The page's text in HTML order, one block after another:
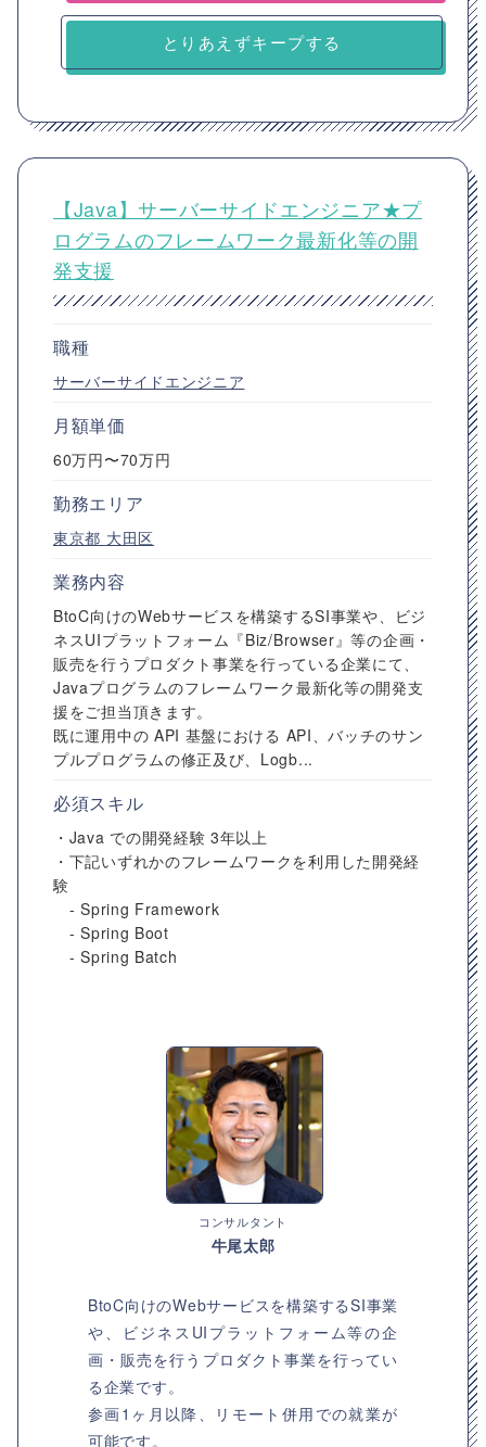
とりあえずキープする
【Java】サーバーサイドエンジニア★プ
ログラムのフレームワーク最新化等の開
発支援
職種
サーバーサイドエンジニア
月額単価
60万円〜70万円
勤務エリア
東京都 大田区
業務内容
BtoC向けのWebサービスを構築するSI事業や、ビジ
ネスUIプラットフォーム『Biz/Browser』等の企画・
販売を行うプロダクト事業を行っている企業にて、
Javaプログラムのフレームワーク最新化等の開発支
援をご担当頂きます。
既に運用中の API 基盤における API、バッチのサン
プルプログラムの修正及び、Logb...
必須スキル
・Java での開発経験 3年以上
・下記いずれかのフレームワークを利用した開発経
験
- Spring Framework
- Spring Boot
- Spring Batch
コンサルタント
牛尾太郎
BtoC向けのWebサービスを構築するSI事業
や、ビジネスUIプラットフォーム等の企
画・販売を行うプロダクト事業を行ってい
る企業です。
参画1ヶ月以降、リモート併用での就業が
可能です。